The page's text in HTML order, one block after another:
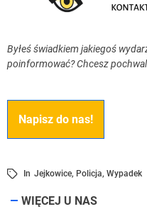
Byłeś świadkiem jakiegoś
poinformować? Chcesz
Napisz do nas!
In Jejkowice, Policja, Wypadek
WIĘCEJ U NAS